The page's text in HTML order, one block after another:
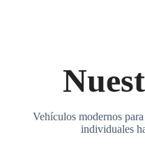
Vehículos modernos
individuales